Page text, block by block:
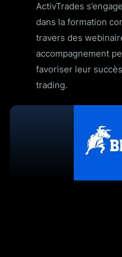
ActivTrades
dans la formation
travers des
accompagnement
favoriser leur
trading.